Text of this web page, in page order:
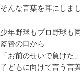
そんな言葉を耳にしまし
少年野球もプロ野球も
監督の口から
「お前のせいで負けた
子どもに向けて言う言